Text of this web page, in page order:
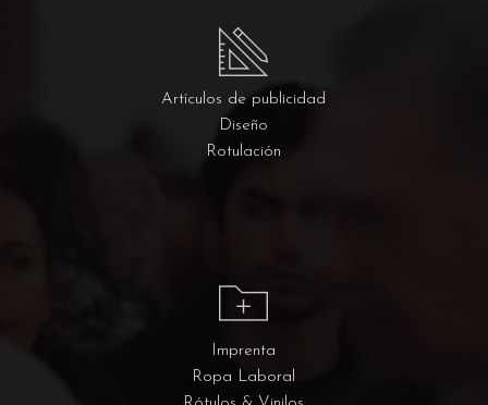
Artículos de publicidad
Diseño
Rotulación
Imprenta
Ropa Laboral